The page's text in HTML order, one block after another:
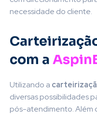
necessidade do cliente.
com a
Utilizando a
diversas possibilidades
pós-atendimento. Além